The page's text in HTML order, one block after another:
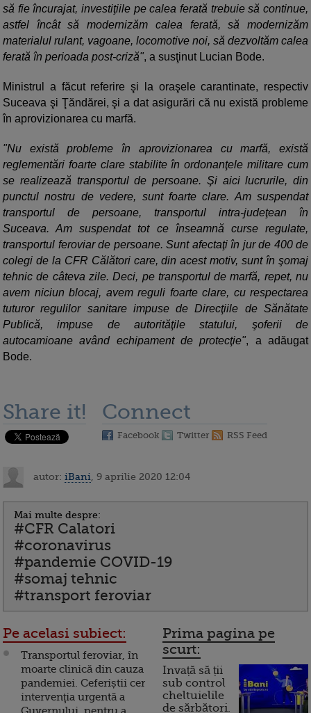
să fie încurajat, investiţiile pe calea ferată trebuie să continue,
astfel încât să modernizăm calea ferată, să modernizăm
materialul rulant, vagoane, locomotive noi, să dezvoltăm calea
ferată în perioada post-criză", a susţinut Lucian Bode.
Ministrul a făcut referire şi la oraşele carantinate, respectiv
Suceava şi Ţăndărei, şi a dat asigurări că nu există probleme
în aprovizionarea cu marfă.
"Nu există probleme în aprovizionarea cu marfă, există
reglementări foarte clare stabilite în ordonanţele militare cum
se realizează transportul de persoane. Şi aici lucrurile, din
punctul nostru de vedere, sunt foarte clare. Am suspendat
transportul de persoane, transportul intra-judeţean în
Suceava. Am suspendat tot ce înseamnă curse regulate,
transportul feroviar de persoane. Sunt afectaţi în jur de 400 de
colegi de la CFR Călători care, din acest motiv, sunt în şomaj
tehnic de câteva zile. Deci, pe transportul de marfă, repet, nu
avem niciun blocaj, avem reguli foarte clare, cu respectarea
tuturor regulilor sanitare impuse de Direcţiile de Sănătate
Publică, impuse de autorităţile statului, şoferii de
autocamioane având echipament de protecţie", a adăugat
Bode.
Share it! Connect
Facebook Twitter RSS Feed
autor: iBani , 9 aprilie 2020 12:04
Mai multe despre:
#CFR Calatori
#coronavirus
#pandemie COVID-19
#somaj tehnic
#transport feroviar
Pe acelasi subiect:
Transportul feroviar, în
moarte clinică din cauza
pandemiei. Ceferiștii cer
intervenţia urgentă a
Prima pagina pe
scurt:
Invață să ții
sub control
cheltuielile
de sărbători.